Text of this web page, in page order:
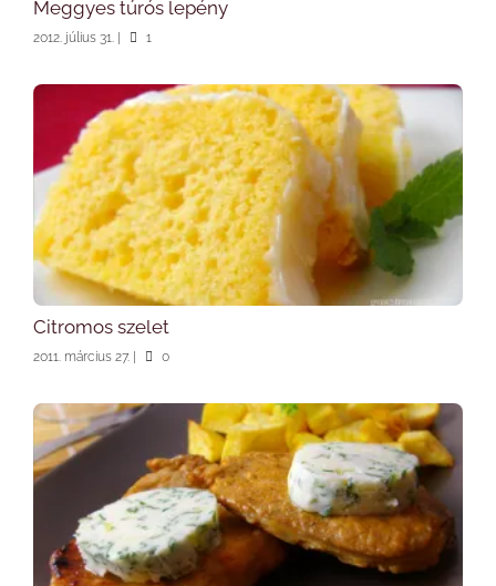
Meggyes túrós lepény
2012. július 31. 1
Citromos szelet
2011. március 27. 0